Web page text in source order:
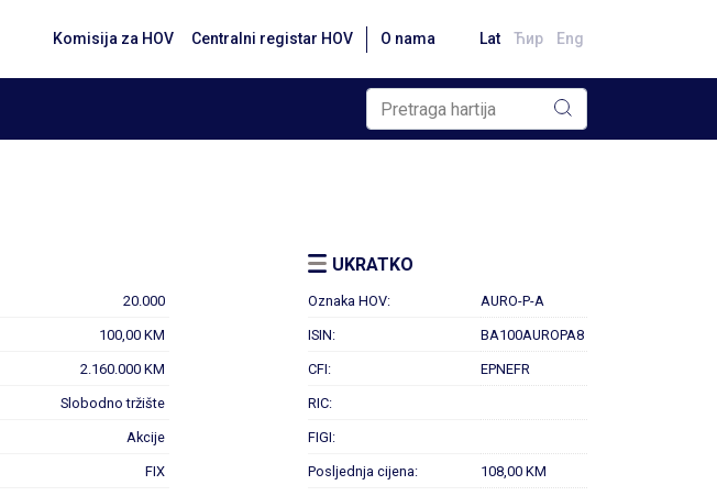
Komisija za HOV Centralni registar HOV O nama Lat Ћир Eng
20.000
100,00 KM
2.160.000 KM
Slobodno tržište
Akcije
FIX
UKRATKO
Oznaka HOV: AURO-P-A
ISIN: BA100AUROPA8
CFI: EPNEFR
RIC:
FIGI:
Posljednja cijena: 108,00 KM